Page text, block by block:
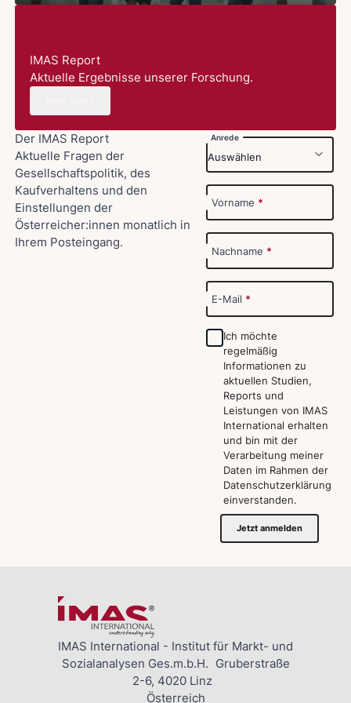
IMAS Report
Aktuelle Ergebnisse unserer Forschung.
Der IMAS Report
Aktuelle Fragen der
Gesellschaftspolitik, des
Kaufverhaltens und den
Einstellungen der
Österreicher:innen monatlich in
Ihrem Posteingang.
Anrede
Vorname *
Nachname *
E-Mail *
Ich möchte
regelmäßig
Informationen zu
aktuellen Studien,
Reports und
Leistungen von IMAS
International erhalten
und bin mit der
Verarbeitung meiner
Daten im Rahmen der
Datenschutzerklärung
einverstanden.
Jetzt anmelden
IMAS International - Institut für Markt- und
Sozialanalysen Ges.m.b.H. Gruberstraße
2-6, 4020 Linz
Österreich